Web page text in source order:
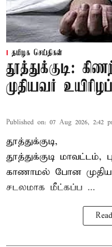
தமிழக செய்திகள்
தூத்துக்குடி:
முதியவர்
Published on: 07 Aug 2026, 2:42
தூத்துக்குடி,
தூத்துக்குடி மாவட்டம்,
காணாமல் போன
சடலமாக மீட்கப்ப ...